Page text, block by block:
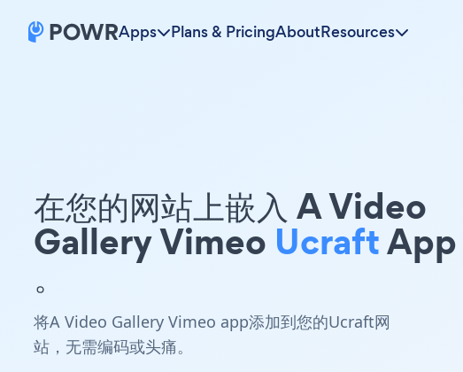
Apps Plans & PricingAboutResources
在您的网站上嵌入 A Video
Gallery Vimeo UcraftApp
。
将A Video Gallery Vimeo app添加到您的Ucraft网
站，无需编码或头痛。